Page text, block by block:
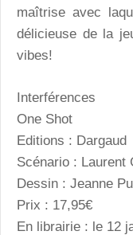
maîtrise avec
délicieuse de la
vibes!
Interférences
One Shot
Editions : Dargaud
Scénario : Laurent
Dessin : Jeanne
Prix : 17,95€
En librairie : le 12